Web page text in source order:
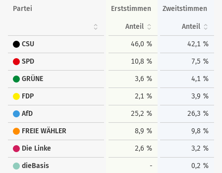
Partei Erststimmen Zweitstimmen
Anteil Anteil
CSU 46,0 % 42,1 %
SPD 10,8 % 7,5 %
GRÜNE 3,6 % 4,1 %
FDP 2,1 % 3,9 %
AfD 25,2 % 26,3 %
FREIE WÄHLER 8,9 % 9,8 %
Die Linke 2,6 % 3,2 %
dieBasis - 0,2 %